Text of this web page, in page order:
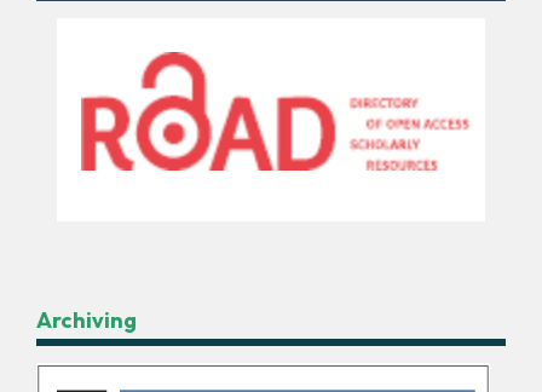
Archiving